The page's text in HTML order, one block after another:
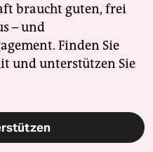
braucht guten, frei
– und
Finden Sie
und unterstützen Sie